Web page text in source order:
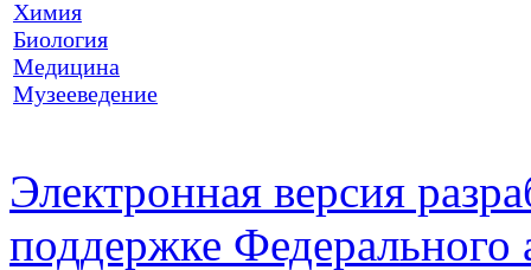
Химия
Биология
Медицина
Музееведение
Электронная версия
поддержке Федерального